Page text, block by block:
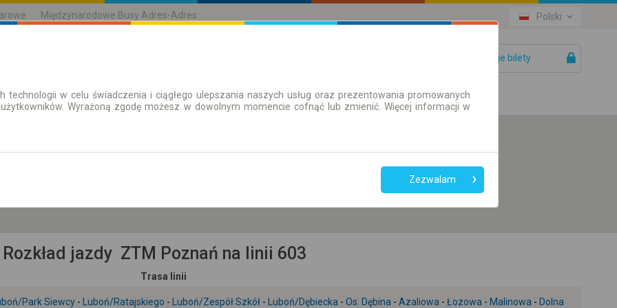
Międzynarodowe Busy Adres-Adres Polski
Twoje bilety
| Bilety Bilety okresowe
przesiadek
Tylko bilet online
Rozkład jazdy ZTM Poznań na linii 603
Trasa linii
Park Siewcy - Luboń/Ratajskiego - Luboń/Zespół Szkół - Luboń/Dębiecka - Os. Dębina - Azaliowa - Łozowa - Malinowa - Dolna
technologii w celu świadczenia i ciągłego ulepszania naszych usług oraz prezentowania promowanych
Wyrażoną zgodę możesz w dowolnym momencie cofnąć lub zmienić. Więcej informacji w
Zezwalam